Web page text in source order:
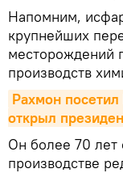
Напомним,
крупнейших
месторождений
производств
Рахмон
открыл
Он более 70 лет
производстве